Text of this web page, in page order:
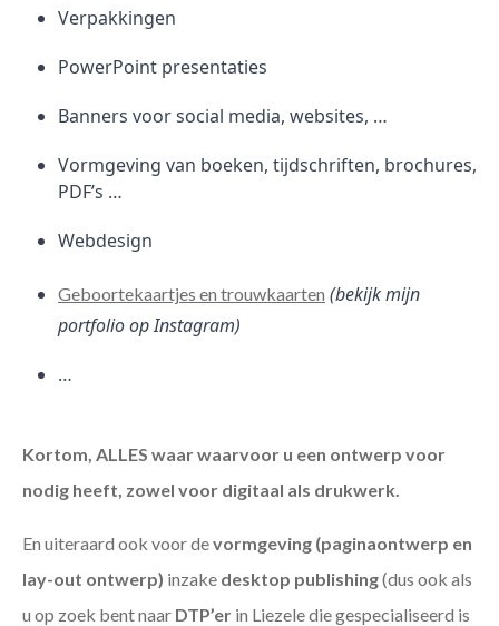
Verpakkingen
PowerPoint presentaties
Banners voor social media, websites, …
Vormgeving van boeken, tijdschriften, brochures,
PDF’s …
Webdesign
Geboortekaartjes en trouwkaarten (bekijk mijn
portfolio op Instagram)
…
Kortom, ALLES waar waarvoor u een ontwerp voor
nodig heeft, zowel voor digitaal als drukwerk.
En uiteraard ook voor devormgeving (paginaontwerp en
lay-out ontwerp) inzake desktop publishing(dus ook als
u op zoek bent naar DTP’er in Liezele die gespecialiseerd is